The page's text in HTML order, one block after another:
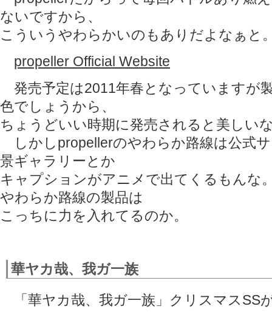
ないですから、
こういうやわらかいのもありだよなぁと
propeller Official Website
発売予定は2011年春となっていますが
色でしょうから、
ちょうどいい時期に発売されると美しい
しかしpropellerのやわらか路線は公式
景ギャラリーとか
キャプションがアニメで出てくるもんな
やわらか路線の製品は
こっちに力を入れてるのか。
華ヤカ哉、我ガ一族
「華ヤカ哉、我ガ一族」クリスマスSS